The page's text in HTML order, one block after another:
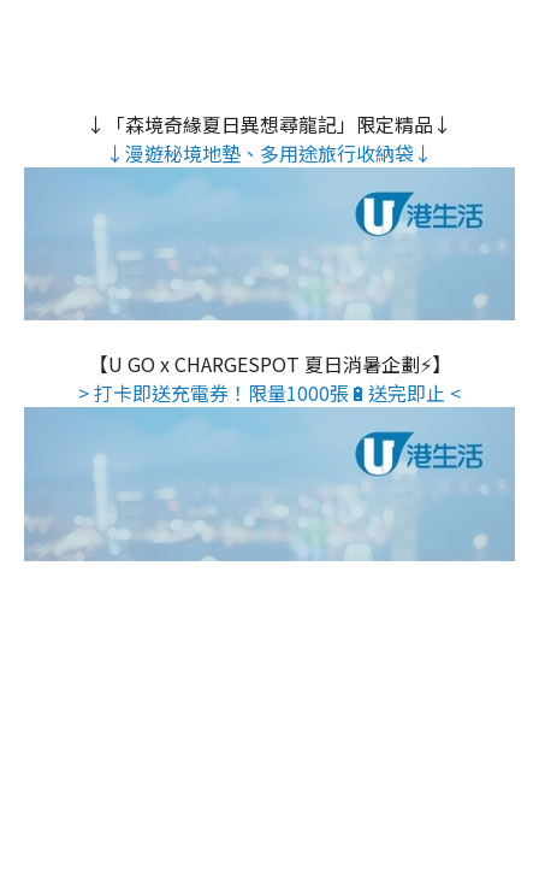
↓「森境奇緣夏日異想尋龍記」限定精品↓
↓漫遊秘境地墊、多用途旅行收納袋↓
【U GO x CHARGESPOT 夏日消暑企劃⚡】
> 打卡即送充電券！限量1000張🔋送完即止 <